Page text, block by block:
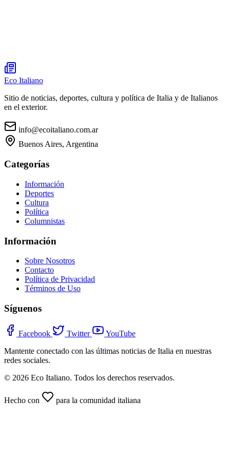
Eco Italiano
Sitio de noticias, deportes, cultura y política de Italia y de Italianos
en el exterior.
info@ecoitaliano.com.ar
Buenos Aires, Argentina
Categorías
Información
Deportes
Cultura
Política
Columnistas
Información
Sobre Nosotros
Contacto
Política de Privacidad
Términos de Uso
Síguenos
Facebook Twitter
YouTube
Mantente conectado con las últimas noticias de Italia en nuestras
redes sociales.
© 2026 Eco Italiano. Todos los derechos reservados.
Hecho con para la comunidad italiana